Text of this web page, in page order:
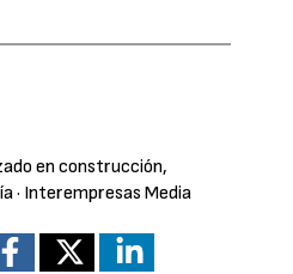
en construcción,
· Interempresas Media